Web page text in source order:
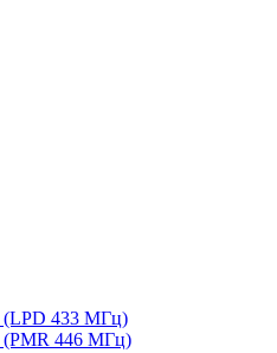
(LPD 433 МГц)
(PMR 446 МГц)